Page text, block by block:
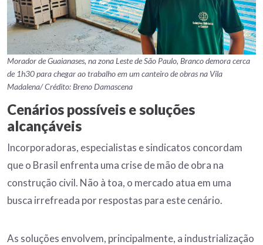
Morador de Guaianases, na zona Leste de São Paulo, Branco demora cerca
de 1h30 para chegar ao trabalho em um canteiro de obras na Vila
Madalena/ Crédito: Breno Damascena
Cenários possíveis e soluções
alcançáveis
Incorporadoras, especialistas e sindicatos concordam
que o Brasil enfrenta uma crise de mão de obra na
construção civil. Não à toa, o mercado atua em uma
busca irrefreada por respostas para este cenário.
As soluções envolvem, principalmente, a industrialização